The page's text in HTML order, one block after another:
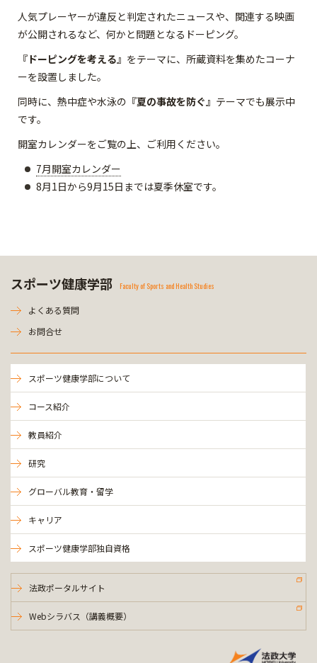
人気プレーヤーが違反と判定されたニュースや、関連する映画
が公開されるなど、何かと問題となるドーピング。
『ドーピングを考える』 をテーマに、所蔵資料を集めたコーナ
ーを設置しました。
同時に、熱中症や水泳の 『夏の事故を防ぐ』 テーマでも展示中
です。
開室カレンダーをご覧の上、ご利用ください。
7月開室カレンダー
8月1日から9月15日までは夏季休室です。
スポーツ健康学部 Faculty of Sports and Health Studies
よくある質問
お問合せ
スポーツ健康学部について
コース紹介
教員紹介
研究
グローバル教育・留学
キャリア
スポーツ健康学部独自資格
法政ポータルサイト
Webシラバス（講義概要）